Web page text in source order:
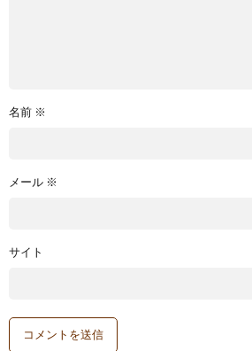
名前 ※
メール ※
サイト